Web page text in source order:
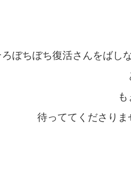
ぼちぼち復活さんをばし
待っててくださり